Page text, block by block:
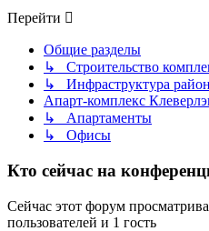
Перейти
Общие разделы
↳ Строительство
↳ Инфраструктура
Апарт-комплекс
↳ Апартаменты
↳ Офисы
Кто сейчас на
Сейчас этот форум
пользователей и 1 гость